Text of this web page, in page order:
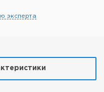
эксперта